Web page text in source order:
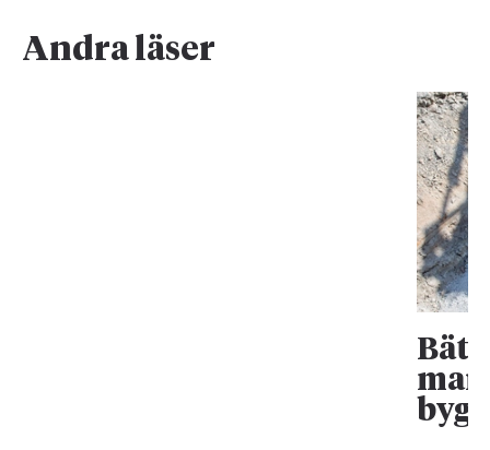
Andra läser